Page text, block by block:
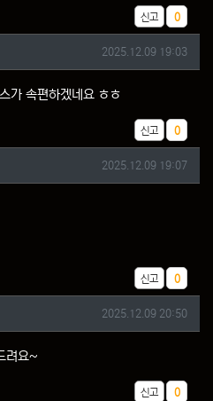
신고 추천
0
작성일
2025.12.09 19:03
가 속편하겠네요 ㅎㅎ
신고 추천
0
댓글 작성일
2025.12.09 19:07
신고 추천
0
작성일
2025.12.09 20:50
려요~
신고 추천
0